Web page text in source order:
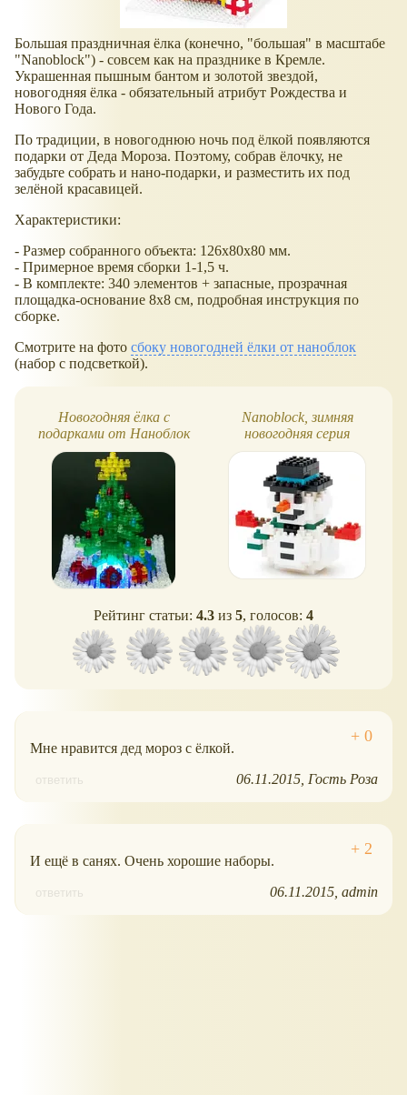
Большая праздничная ёлка (конечно, "большая" в масштабе
"Nanoblock") - совсем как на празднике в Кремле.
Украшенная пышным бантом и золотой звездой,
новогодняя ёлка - обязательный атрибут Рождества и
Нового Года.
По традиции, в новогоднюю ночь под ёлкой появляются
подарки от Деда Мороза. Поэтому, собрав ёлочку, не
забудьте собрать и нано-подарки, и разместить их под
зелёной красавицей.
Характеристики:
- Размер собранного объекта: 126х80х80 мм.
- Примерное время сборки 1-1,5 ч.
- В комплекте: 340 элементов + запасные, прозрачная
площадка-основание 8x8 см, подробная инструкция по
сборке.
Смотрите на фото сбоку новогодней ёлки от наноблок
(набор с подсветкой).
Новогодняя ёлка с
подарками от Наноблок
Nanoblock, зимняя
новогодняя серия
Рейтинг статьи: 4.3 из 5, голосов: 4
Мне нравится дед мороз с ёлкой.
ответить 06.11.2015 Гость Роза
И ещё в санях. Очень хорошие наборы.
ответить 06.11.2015 admin